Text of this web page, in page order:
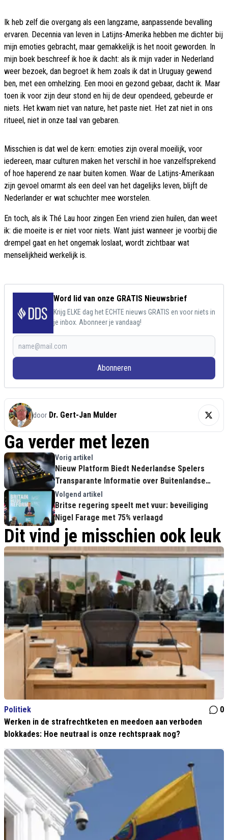
Ik heb zelf die overgang als een langzame, aanpassende bevalling
ervaren. Decennia van leven in Latijns-Amerika hebben me dichter bij
mijn emoties gebracht, maar gemakkelijk is het nooit geworden. In
mijn boek beschreef ik hoe ik dacht: als ik mijn vader in Nederland
weer bezoek, dan begroet ik hem zoals ik dat in Uruguay gewend
ben, met een omhelzing. Een mooi en gezond gebaar, dacht ik. Maar
toen ik voor zijn deur stond en hij de deur opendeed, gebeurde er
niets. Het kwam niet van nature, het paste niet. Het zat niet in ons
ritueel, niet in onze taal van gebaren.
Misschien is dat wel de kern: emoties zijn overal moeilijk, voor
iedereen, maar culturen maken het verschil in hoe vanzelfsprekend
of hoe haperend ze naar buiten komen. Waar de Latijns-Amerikaan
zijn gevoel omarmt als een deel van het dagelijks leven, blijft de
Nederlander er wat schuchter mee worstelen.
En toch, als ik Thé Lau hoor zingen Een vriend zien huilen, dan weet
ik: die moeite is er niet voor niets. Want juist wanneer je voorbij die
drempel gaat en het ongemak loslaat, wordt zichtbaar wat
menselijkheid werkelijk is.
Word lid van onze GRATIS Nieuwsbrief
Krijg ELKE dag het ECHTE nieuws GRATIS en voor niets in
je inbox. Abonneer je vandaag!
Abonneren
door Dr. Gert-Jan Mulder
Ga verder met lezen
Vorig artikel
Nieuw Platform Biedt Nederlandse Spelers
Transparante Informatie over Buitenlandse
Gaming-Alternatieven
Volgend artikel
Britse regering speelt met vuur: beveiliging
Nigel Farage met 75% verlaagd
Dit vind je misschien ook leuk
Politiek
0
Werken in de strafrechtketen en meedoen aan verboden
blokkades: Hoe neutraal is onze rechtspraak nog?